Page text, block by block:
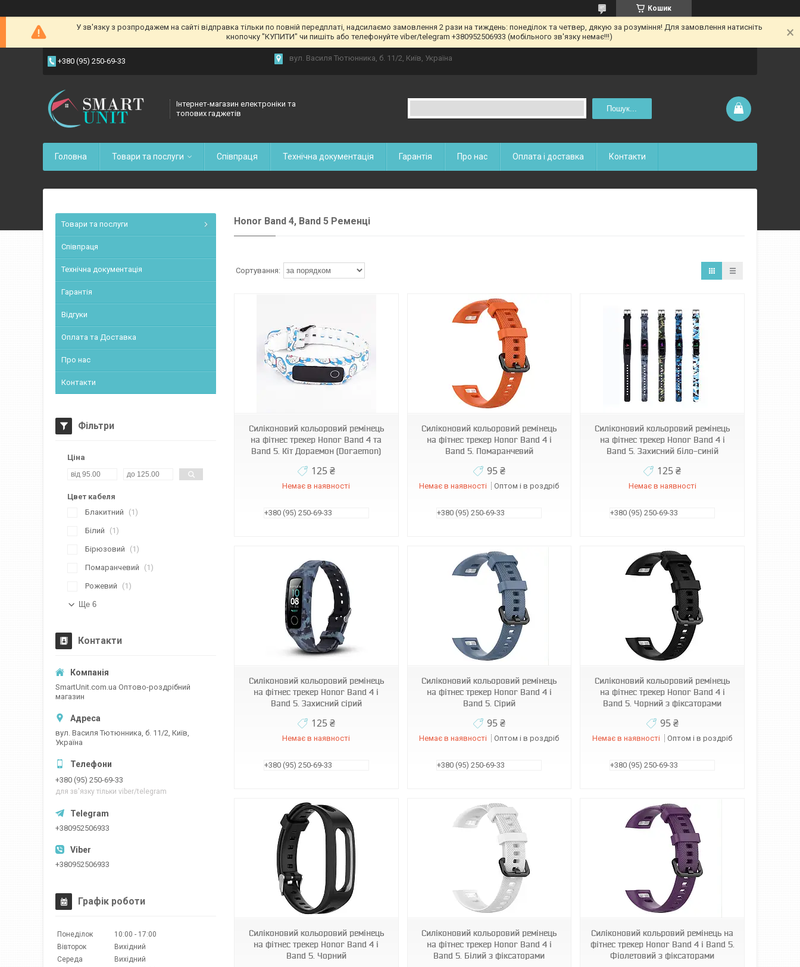
Кошик
У зв'язку з розпродажем на сайті відправка тільки по повній передплаті, надсилаємо замовлення 2 рази на тиждень: понеділок та четвер, дякую за розуміння! Для замовлення натисніть
кнопочку "КУПИТИ" чи пишіть або телефонуйте viber/telegram +380952506933 (мобільного зв'язку немає!!!)
+380 (95) 250-69-33 вул. Василя Тютюнника, б. 11/2, Київ, Україна
Інтернет-магазин електроніки та
топових гаджетів
Пошук...
Головна Товари та послуги Співпраця Технічна документація Гарантія Про нас Оплата і доставка Контакти
Honor Band 4, Band 5 Ременці
Силіконовий кольоровий ремінець
на фітнес трекер Honor Band 4 та
Band 5. Кіт Дораемон (Doraemon)
125 ₴
Немає в наявності
+380 (95) 250-69-33
Силіконовий кольоровий ремінець
на фітнес трекер Honor Band 4 і
Band 5. Помаранчевий
95 ₴
Немає в наявності Оптом і в роздріб
+380 (95) 250-69-33
970122
Силіконовий кольоровий ремінець
на фітнес трекер Honor Band 4 і
Band 5. Захисний біло-синій
125 ₴
Немає в наявності
+380 (95) 250-69-33
970119
Силіконовий кольоровий ремінець
на фітнес трекер Honor Band 4 і
Band 5. Захисний сірий
125 ₴
Немає в наявності
+380 (95) 250-69-33
Силіконовий кольоровий ремінець
на фітнес трекер Honor Band 4 і
Band 5. Сірий
95 ₴
Немає в наявності Оптом і в роздріб
+380 (95) 250-69-33
970117
Силіконовий кольоровий ремінець
на фітнес трекер Honor Band 4 і
Band 5. Чорний з фіксаторами
95 ₴
Немає в наявності Оптом і в роздріб
+380 (95) 250-69-33
Силіконовий кольоровий ремінець
на фітнес трекер Honor Band 4 і
Band 5. Чорний
970106
Силіконовий кольоровий ремінець
на фітнес трекер Honor Band 4 і
Band 5. Білий з фіксаторами
Силіконовий кольровий ремінець на
фітнес трекер Honor Band 4 і Band 5.
Фіолетовий з фіксаторами
Товари та послуги
Співпраця
Технічна документація
Гарантія
Відгуки
Оплата та Доставка
Про нас
Контакти
Фільтри
Ціна
Цвет кабеля
Блакитний
1
Білий 1
Бірюзовий 1
Помаранчевий 1
Рожевий 1
Ще 6
Контакти
SmartUnit.com.ua Оптово-роздрібний
магазин
вул. Василя Тютюнника, б. 11/2, Київ,
Україна
+380 (95) 250-69-33
для зв'язку тільки viber/telegram
+380952506933
+380952506933
Графік роботи
Понеділок 10:00
17:00
Вівторок
Вихідний
Середа
Вихідний